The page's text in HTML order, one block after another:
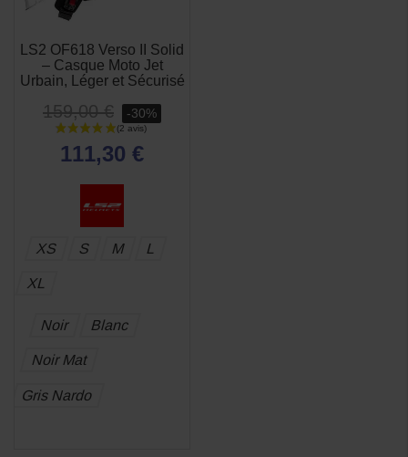
LS2 OF618 Verso II Solid
– Casque Moto Jet
Urbain, Léger et Sécurisé
159,00 € -30%
111,30 €
XS S M L
XL
Noir Blanc
Noir Mat
Gris Nardo